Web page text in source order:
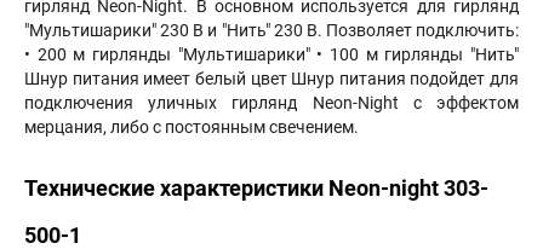
гирлянд Neon-Night. В основном используется для гирлянд
"Мультишарики" 230 В и "Нить" 230 В. Позволяет подключить:
• 200 м гирлянды "Мультишарики" • 100 м гирлянды "Нить"
Шнур питания имеет белый цвет Шнур питания подойдет для
подключения уличных гирлянд Neon-Night с эффектом
мерцания, либо с постоянным свечением.
Технические характеристики Neon-night 303-
500-1